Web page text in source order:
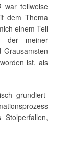
war teilweise
dem Thema
einem Teil
der meiner
ist, als
grundiert-